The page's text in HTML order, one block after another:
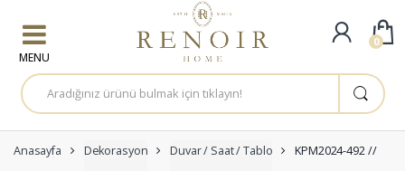
A
r
a
a
:
Anasayfa Dekorasyon Duvar / Saat / Tablo KPM2024-492 //
0